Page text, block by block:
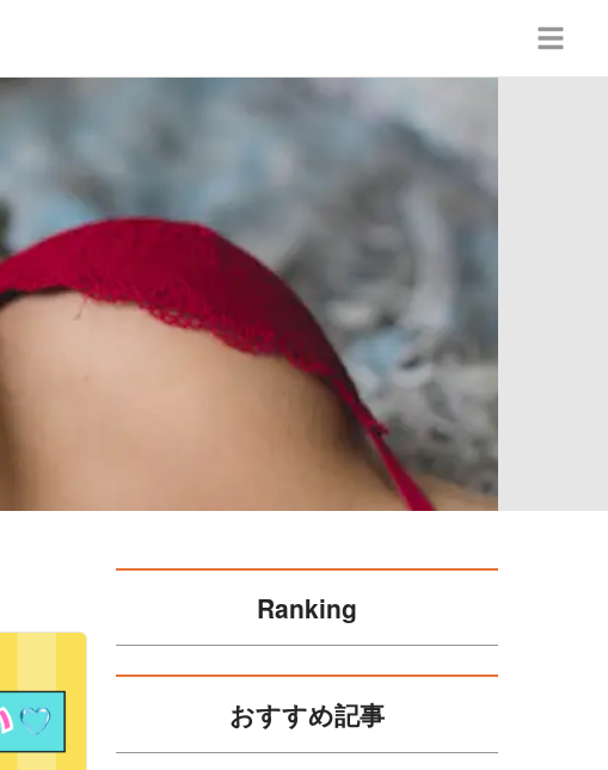
Ranking
おすすめ記事